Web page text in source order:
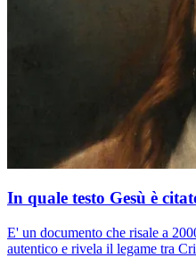
In quale testo Gesù è
E' un documento che risale a
autentico e rivela il legame tra